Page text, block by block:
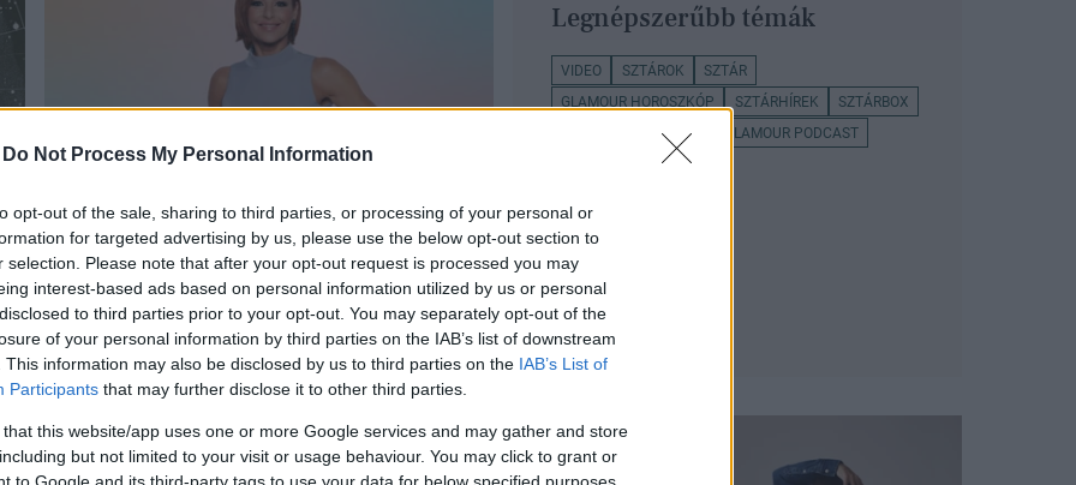
Do Not Process My Personal Information
opt-out of the sale, sharing to third parties, or processing of your personal or
for targeted advertising by us, please use the below opt-out section to
selection. Please note that after your opt-out request is processed you may
interest-based ads based on personal information utilized by us or personal
to third parties prior to your opt-out. You may separately opt-out of the
of your personal information by third parties on the IAB’s list of downstream
This information may also be disclosed by us to third parties on the IAB’s List of
Participants that may further disclose it to other third parties.
that this website/app uses one or more Google services and may gather and store
but not limited to your visit or usage behaviour. You may click to grant or
to Google and its third-party tags to use your data for below specified purposes
Erős Antónia körbevezet az RTL
Híradó stúdiójában, végre
láthatjuk, mi rejlik a kulisszák
mögött
Legnépszerűbb témák
VIDEO SZTÁROK
SZTÁR
GLAMOUR HOROSZKÓP
SZTÁRHÍREK
SZTÁRBOX
ÉLETMÓD GLAMOUR PODCAST